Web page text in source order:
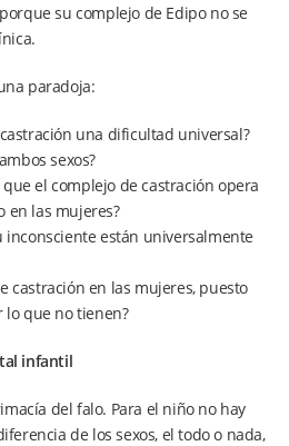
su complejo de Edipo no se
paradoja:
una dificultad universal?
sexos?
el complejo de castración opera
en las mujeres?
inconsciente están universalmente
castración en las mujeres, puesto
que no tienen?
infantil
del falo. Para el niño no hay
de los sexos, el todo o nada,